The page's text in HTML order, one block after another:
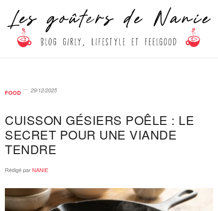
FOOD 29/12/2025
CUISSON GÉSIERS POÊLE : LE
SECRET POUR UNE VIANDE
TENDRE
Rédigé parNANIE